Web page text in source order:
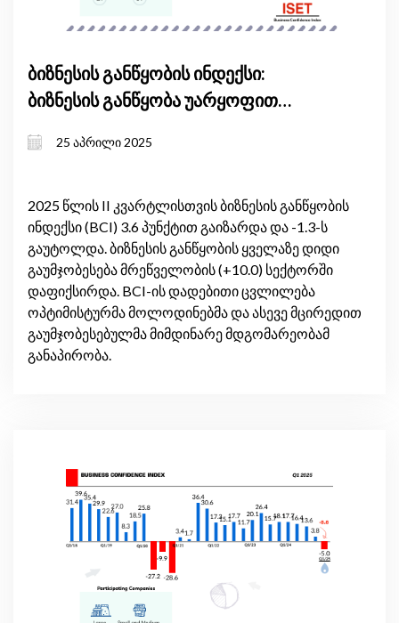
ბიზნესის განწყობის ინდექსი:
ბიზნესის განწყობა უარყოფით
25 აპრილი 2025
2025 წლის II კვარტლისთვის ბიზნესის განწყობის
ინდექსი (BCI) 3.6 პუნქტით გაიზარდა და -1.3-ს
გაუტოლდა. ბიზნესის განწყობის ყველაზე დიდი
გაუმჯობესება მრეწველობის (+10.0) სექტორში
დაფიქსირდა. BCI-ის დადებითი ცვლილება
ოპტიმისტურმა მოლოდინებმა და ასევე მცირედით
გაუმჯობესებულმა მიმდინარე მდგომარეობამ
განაპირობა.